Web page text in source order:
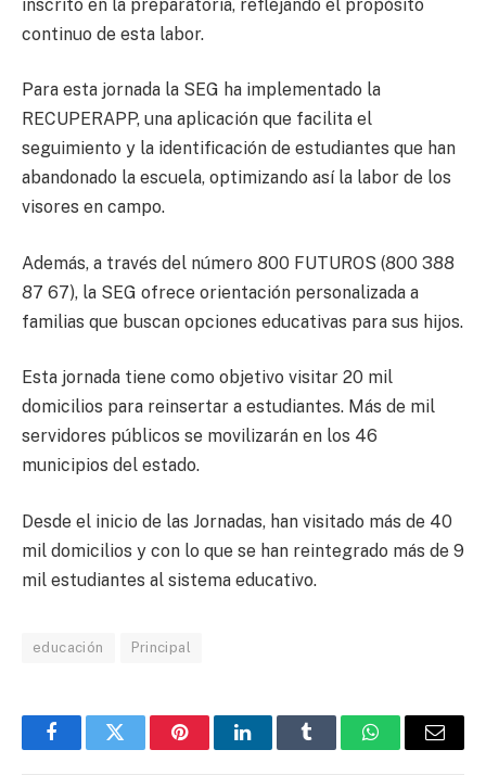
inscrito en la preparatoria, reflejando el propósito
continuo de esta labor.
Para esta jornada la SEG ha implementado la
RECUPERAPP, una aplicación que facilita el
seguimiento y la identificación de estudiantes que han
abandonado la escuela, optimizando así la labor de los
visores en campo.
Además, a través del número 800 FUTUROS (800 388
87 67), la SEG ofrece orientación personalizada a
familias que buscan opciones educativas para sus hijos.
Esta jornada tiene como objetivo visitar 20 mil
domicilios para reinsertar a estudiantes. Más de mil
servidores públicos se movilizarán en los 46
municipios del estado.
Desde el inicio de las Jornadas, han visitado más de 40
mil domicilios y con lo que se han reintegrado más de 9
mil estudiantes al sistema educativo.
educación Principal
FacebookTwitter PinterestLinkedInTumblr WhatsAppEmail